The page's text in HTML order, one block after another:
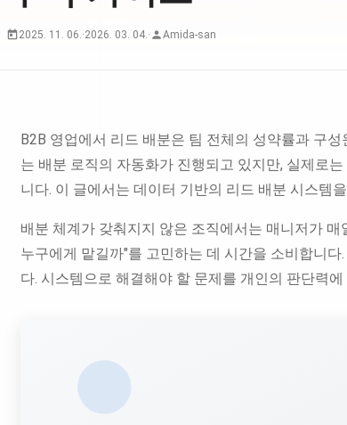
2025. 11. 06.·2026. 03. 04.· Amida-san
B2B 영업에서 리드 배분은 팀 전체의 성약률과 구
는 배분 로직의 자동화가 진행되고 있지만, 실제로
니다. 이 글에서는 데이터 기반의 리드 배분 시스템
배분 체계가 갖춰지지 않은 조직에서는 매니저가
누구에게 맡길까"를 고민하는 데 시간을 소비합니
다. 시스템으로 해결해야 할 문제를 개인의 판단력